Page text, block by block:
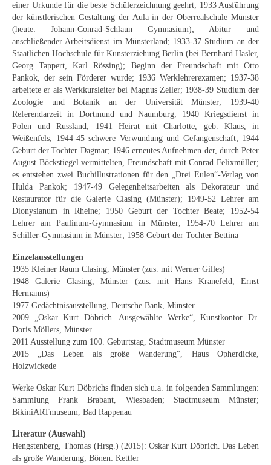
Motive
Abstraktion
Industrie & Arbeit
Mediterrane Landschaft
Norddeutsche Landschaften
Süddeutsche Landschaft
Selbstbildnisse
Stillleben
Neues
Tägliche Dosis Kunst
Themenflyer
Themenflyer: Trügerische Idyllen
Themenflyer: Buch und Schrift in der Kunst
Themenflyer: Sehnsucht Süden
Themenflyer: Walter Becker
Themenflyer: Ernst Geitlinger
Themenflyer: Michel Wagner
Weitere Themenflyer
einer Urkunde für die beste Schülerzeichnung geehrt; 1933 Ausführung
der künstlerischen Gestaltung der Aula in der Oberrealschule Münster
(heute: Johann-Conrad-Schlaun Gymnasium); Abitur und
anschließender Arbeitsdienst im Münsterland; 1933-37 Studium an der
Staatlichen Hochschule für Kunsterziehung Berlin (bei Bernhard Hasler,
Georg Tappert, Karl Rössing); Beginn der Freundschaft mit Otto
Pankok, der sein Förderer wurde; 1936 Werklehrerexamen; 1937-38
arbeitete er als Werkkursleiter bei Magnus Zeller; 1938-39 Studium der
Zoologie und Botanik an der Universität Münster; 1939-40
Referendarzeit in Dortmund und Naumburg; 1940 Kriegsdienst in
Polen und Russland; 1941 Heirat mit Charlotte, geb. Klaus, in
Weißenfels; 1944-45 schwere Verwundung und Gefangenschaft; 1944
Geburt der Tochter Dagmar; 1946 erneutes Aufnehmen der, durch Peter
August Böckstiegel vermittelten, Freundschaft mit Conrad Felixmüller;
es entstehen zwei Buchillustrationen für den „Drei Eulen“-Verlag von
Hulda Pankok; 1947-49 Gelegenheitsarbeiten als Dekorateur und
Restaurator für die Galerie Clasing (Münster); 1949-52 Lehrer am
Dionysianum in Rheine; 1950 Geburt der Tochter Beate; 1952-54
Lehrer am Paulinum-Gymnasium in Münster; 1954-70 Lehrer am
Schiller-Gymnasium in Münster; 1958 Geburt der Tochter Bettina
Einzelausstellungen
1935 Kleiner Raum Clasing, Münster (zus. mit Werner Gilles)
1948 Galerie Clasing, Münster (zus. mit Hans Kranefeld, Ernst
Hermanns)
1977 Gedächtnisausstellung, Deutsche Bank, Münster
2009 „Oskar Kurt Döbrich. Ausgewählte Werke“, Kunstkontor Dr.
Doris Möllers, Münster
2011 Ausstellung zum 100. Geburtstag, Stadtmuseum Münster
2015 „Das Leben als große Wanderung“, Haus Opherdicke,
Holzwickede
Werke Oskar Kurt Döbrichs finden sich u.a. in folgenden Sammlungen:
Sammlung Frank Brabant, Wiesbaden; Stadtmuseum Münster;
BikiniARTmuseum, Bad Rappenau
Literatur (Auswahl)
Hengstenberg, Thomas (Hrsg.) (2015): Oskar Kurt Döbrich. Das Leben
als große Wanderung; Bönen: Kettler